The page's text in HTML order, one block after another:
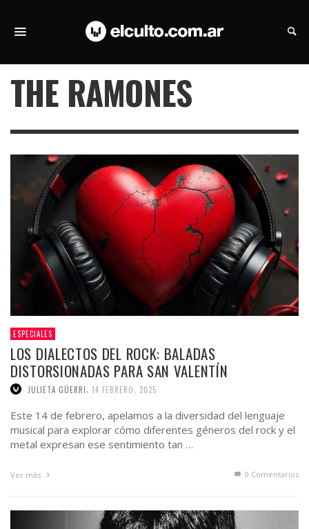
THE RAMONES
ESPECIALES
LOS DIALECTOS DEL ROCK: BALADAS
DISTORSIONADAS PARA SAN VALENTÍN
JULIETA GÜERRI 14 FEBRERO, 2025
Este 14 de febrero, apelamos a la diversidad del lenguaje
musical para explorar cómo diferentes géneros del rock y el
metal expresan ese sentimiento tan …
Ver más 0 Comentarios